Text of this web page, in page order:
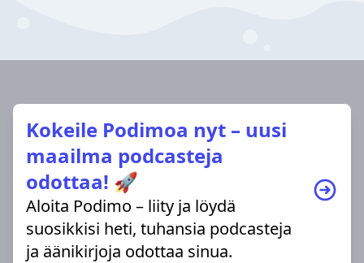
Kokeile Podimoa nyt – uusi
maailma podcasteja
odottaa! 🚀
Aloita Podimo – liity ja löydä
suosikkisi heti, tuhansia podcasteja
ja äänikirjoja odottaa sinua.